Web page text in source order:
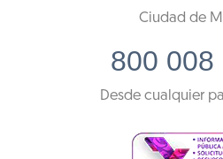
Ciudad de
800 008
Desde cualquier